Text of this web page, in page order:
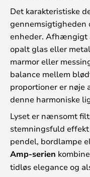
Det karakteristiske
gennemsigtigheden
enheder. Afhængigt
opalt glas eller
marmor eller
balance mellem
proportioner er nøje
denne harmoniske
Lyset er nænsomt
stemningsfuld effekt
pendel, bordlampe
Amp-serien
tidløs elegance og